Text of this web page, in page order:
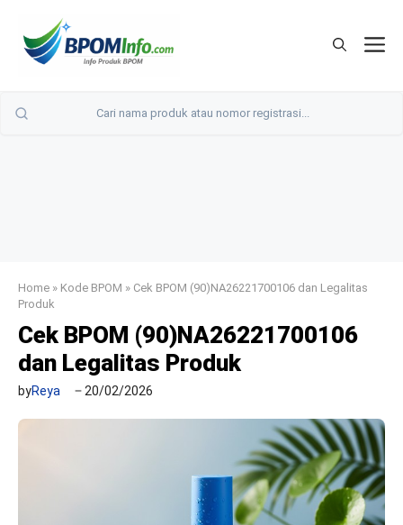
Home » Kode BPOM » Cek BPOM (90)NA26221700106 dan Legalitas
Produk
Cek BPOM (90)NA26221700106
dan Legalitas Produk
byReya 20/02/2026